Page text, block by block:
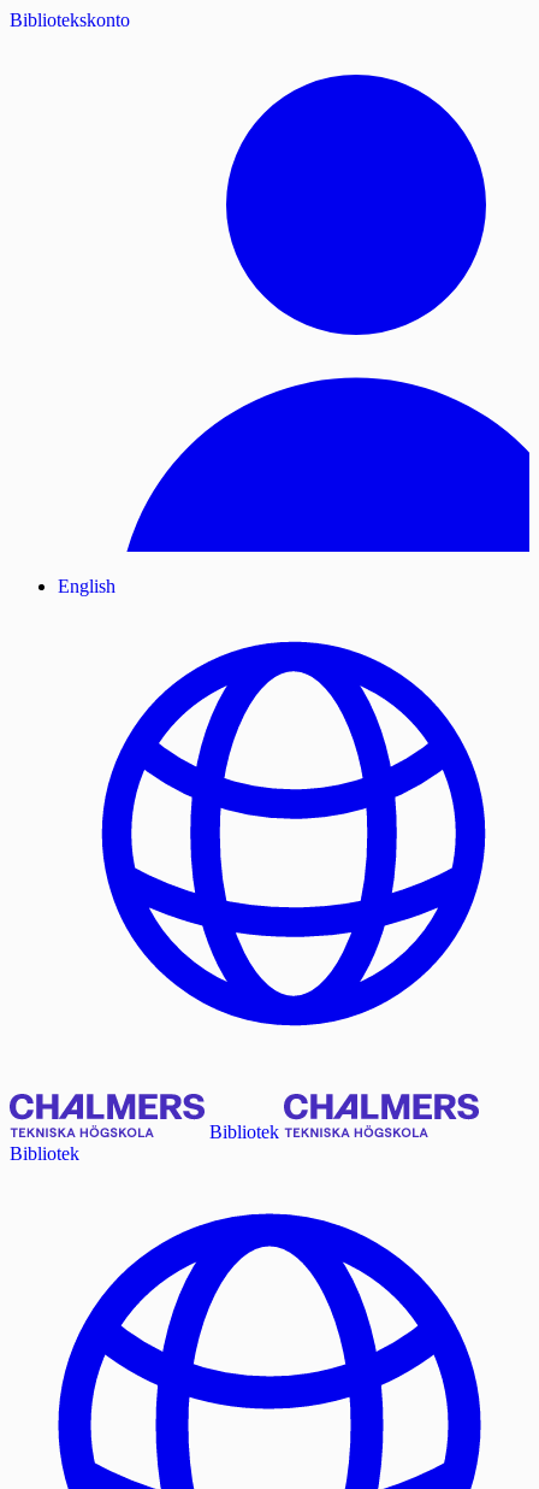
Bibliotekskonto
English
Bibliotek
Bibliotek